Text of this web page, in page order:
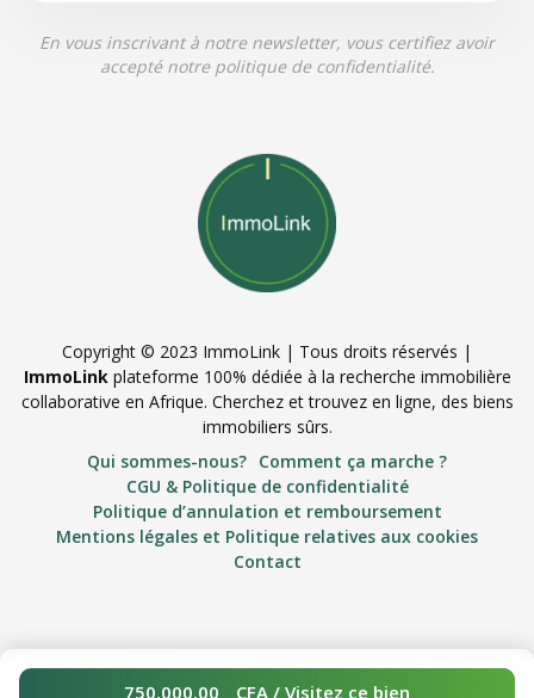
750,000.00 CFA / Visitez ce bien
En vous inscrivant à notre newsletter, vous certifiez avoir
accepté notre politique de confidentialité.
Copyright © 2023 ImmoLink | Tous droits réservés |
ImmoLinkplateforme 100% dédiée à la recherche immobilière
collaborative en Afrique. Cherchez et trouvez en ligne, des biens
immobiliers sûrs.
Qui sommes-nous? Comment ça marche ?
CGU & Politique de confidentialité
Politique d’annulation et remboursement
Mentions légales et Politique relatives aux cookies
Contact